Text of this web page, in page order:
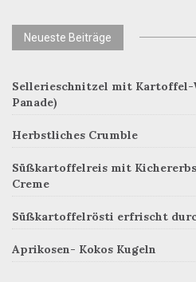
Neueste Beiträge
Sellerieschnitzel mit Kartoffel-
Panade)
Herbstliches Crumble
Süßkartoffelreis mit
Creme
Süßkartoffelrösti erfrischt
Aprikosen- Kokos Kugeln